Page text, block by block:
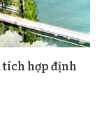
tích hợp định